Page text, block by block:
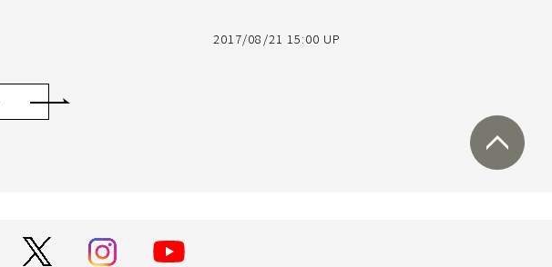
2017/08/21 15:00 UP